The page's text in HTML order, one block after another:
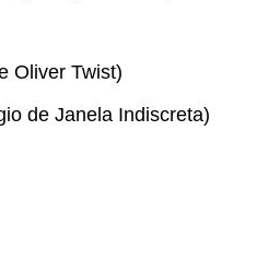
Oliver Twist)
de Janela Indiscreta)